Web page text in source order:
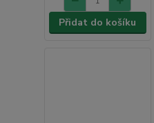
Přidat do košíku